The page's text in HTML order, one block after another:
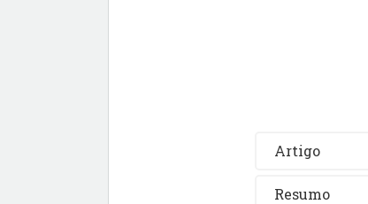
Artigo
Resumo